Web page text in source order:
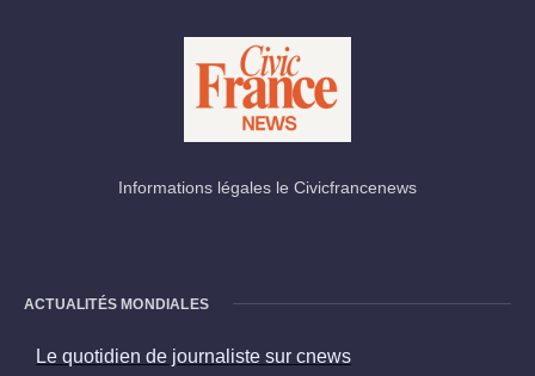
Informations légales le Civicfrancenews
ACTUALITÉS MONDIALES
Le quotidien de journaliste sur cnews